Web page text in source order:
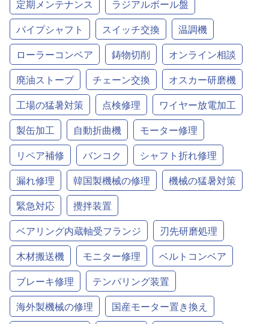
定期メンテナンス
ラジアルボール盤
パイプシャフト
スイッチ交換
温調機
ローラーコンベア
鋳物切削
オンライン相談
廃油ストーブ
チェーン交換
オスカー研磨機
工場の猛暑対策
点検修理
ワイヤー放電加工
製缶加工
自動折曲機
モーター修理
リペア補修
バンコク
シャフト折れ修理
漏れ修理
韓国製機械の修理
機械の猛暑対策
緊急対応
攪拌装置
ベアリング内蔵軸受フランジ
刃先研磨処理
木材搬送機
モニター修理
ベルトコンベア
ブレーキ修理
テンパリング装置
海外製機械の修理
国産モーター置き換え